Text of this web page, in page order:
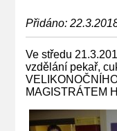
Přidáno:
Ve středu
vzdělání pekař,
MAGISTRÁTEM